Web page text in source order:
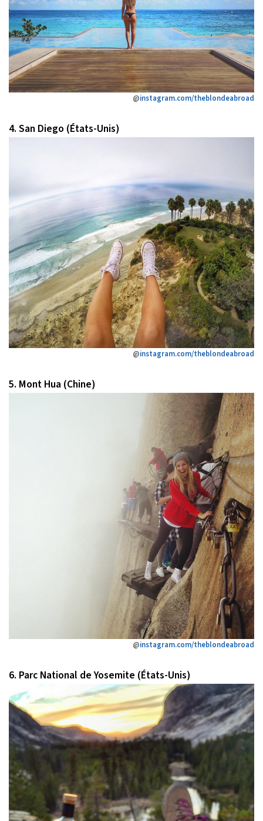
@instagram.com/theblondeabroad
4. San Diego (États-Unis)
@instagram.com/theblondeabroad
5. Mont Hua (Chine)
@instagram.com/theblondeabroad
6. Parc National de Yosemite (États-Unis)